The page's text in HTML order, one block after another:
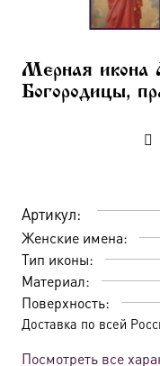
Мерная икона
Богородицы,
Артикул:
Женские имена:
Тип иконы:
Материал:
Поверхность:
Доставка по всей
Посмотреть все